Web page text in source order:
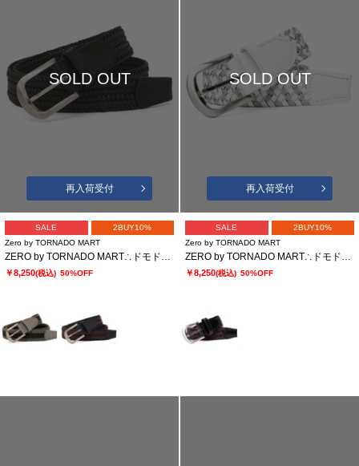
SOLD OUT
再入荷受付
SALE
2BUY10%
Zero by TORNADO MART
ZERO by TORNADO MART∴ドモドッソラ ストレッチメッシュベルト
￥8,250(税込) 50%OFF
SOLD OUT
再入荷受付
SALE
2BUY10%
Zero by TORNADO MART
ZERO by TORNADO MART∴ドモドッソラ レザーストレッチメッシュベルト
￥8,250(税込) 50%OFF